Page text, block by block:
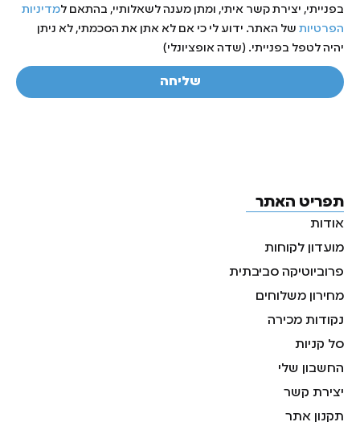
בפנייתי, יצירת קשר איתי, ומתן מענה לשאלותיי, בהתאם למדיניות
הפרטיות של האתר. ידוע לי כי אם לא אתן את הסכמתי, לא ניתן
יהיה לטפל בפנייתי. (שדה אופציונלי)
שליחה
תפריט האתר
אודות
מועדון לקוחות
פרוביוטיקה סביבתית
מחירון משלוחים
נקודות מכירה
סל קניות
החשבון שלי
יצירת קשר
תקנון אתר